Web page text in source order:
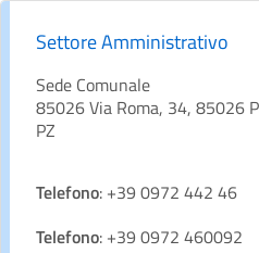
Settore Amministrativo
Sede Comunale
85026 Via Roma, 34, 85026
PZ
Telefono: +39 0972 442 46
Telefono: +39 0972 460092